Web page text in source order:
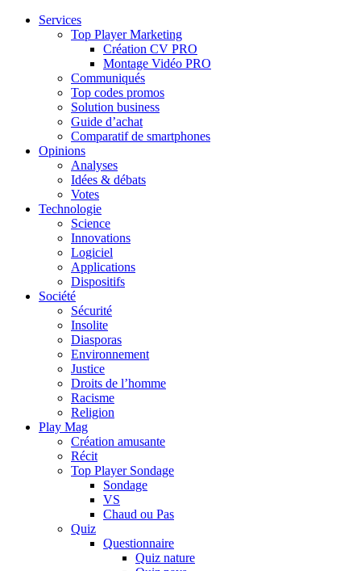
Services
Top Player Marketing
Création CV PRO
Montage Vidéo PRO
Communiqués
Top codes promos
Solution business
Guide d’achat
Comparatif de smartphones
Opinions
Analyses
Idées & débats
Votes
Technologie
Science
Innovations
Logiciel
Applications
Dispositifs
Société
Sécurité
Insolite
Diasporas
Environnement
Justice
Droits de l’homme
Racisme
Religion
Play Mag
Création amusante
Récit
Top Player Sondage
Sondage
VS
Chaud ou Pas
Quiz
Questionnaire
Quiz nature